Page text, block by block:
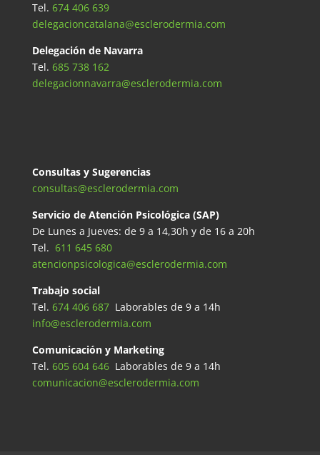
Tel. 674 406 639
delegacioncatalana@esclerodermia.com
Delegación de Navarra
Tel. 685 738 162
delegacionnavarra@esclerodermia.com
Consultas y Sugerencias
consultas@esclerodermia.com
Servicio de Atención Psicológica (SAP)
De Lunes a Jueves: de 9 a 14,30h y de 16 a 20h
Tel. 611 645 680
atencionpsicologica@esclerodermia.com
Trabajo social
Tel. 674 406 687 Laborables de 9 a 14h
info@esclerodermia.com
Comunicación y Marketing
Tel. 605 604 646Laborables de 9 a 14h
comunicacion@esclerodermia.com